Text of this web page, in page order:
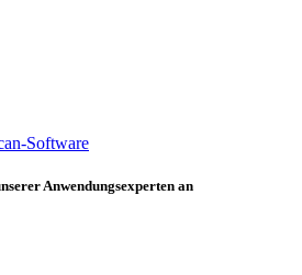
Software
Anwendungsexperten an